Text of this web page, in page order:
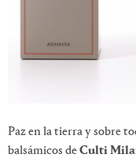
Paz en la tierra y sobre
balsámicos deCulti